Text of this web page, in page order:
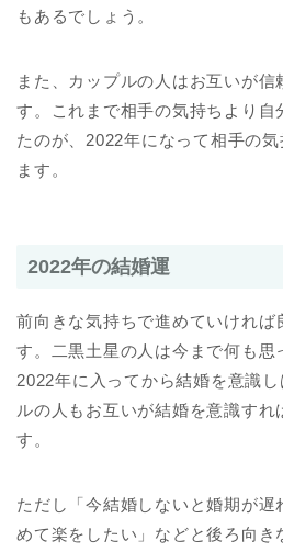
もあるでしょう。
また、カップルの人はお互いが
す。これまで相手の気持ちより自
たのが、2022年になって相手の
ます。
2022年の結婚運
前向きな気持ちで進めていければ
す。二黒土星の人は今まで何も思
2022年に入ってから結婚を意識
ルの人もお互いが結婚を意識すれ
す。
ただし「今結婚しないと婚期が
めて楽をしたい」などと後ろ向き